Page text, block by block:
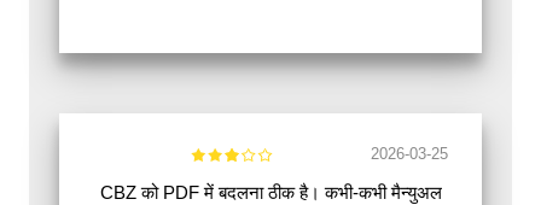
2026-03-25
CBZ को PDF में बदलना ठीक है। कभी-कभी मैन्युअल